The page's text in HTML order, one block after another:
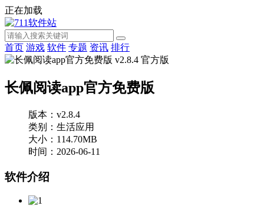
正在加载
首页 游戏 软件 专题 资讯 排行
长佩阅读app官方免费版
版本：v2.8.4
类别：生活应用
大小：114.70MB
时间：2026-06-11
软件介绍